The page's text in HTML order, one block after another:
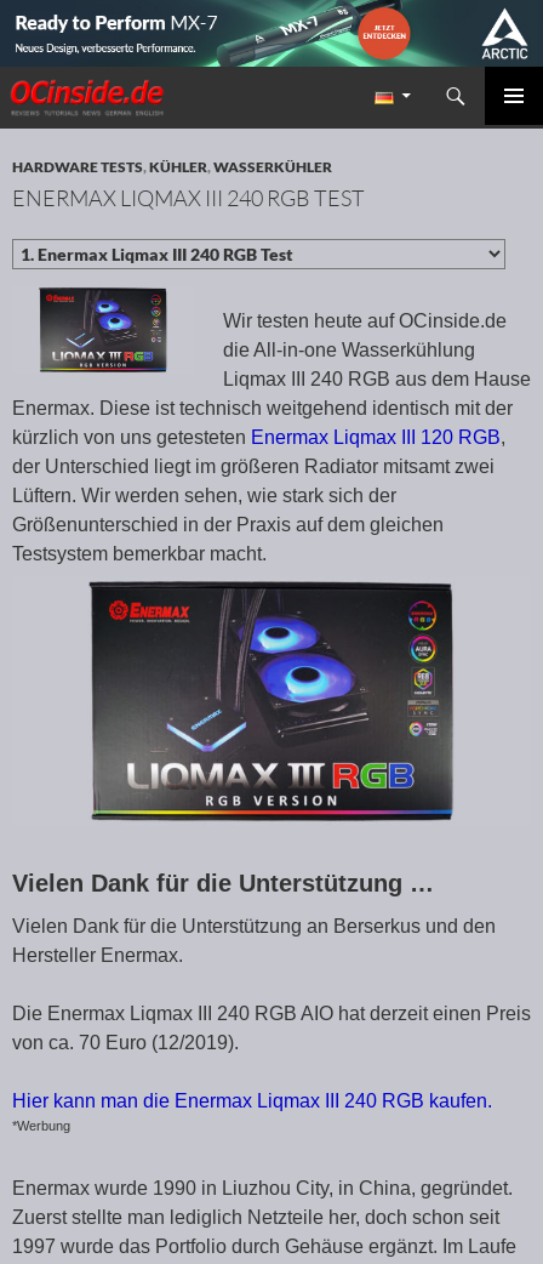
Redaktion ocinside.de PC Hardware Portal
Suchen
ZUM INHALT SPRINGEN
HARDWARE TESTS,KÜHLER,WASSERKÜHLER
ENERMAX LIQMAX III 240 RGB TEST
Wir testen heute auf OCinside.de
die All-in-one Wasserkühlung
Liqmax III 240 RGB aus dem Hause
Enermax. Diese ist technisch weitgehend identisch mit der
kürzlich von uns getesteten Enermax Liqmax III 120 RGB,
der Unterschied liegt im größeren Radiator mitsamt zwei
Lüftern. Wir werden sehen, wie stark sich der
Größenunterschied in der Praxis auf dem gleichen
Testsystem bemerkbar macht.
Vielen Dank für die Unterstützung …
Vielen Dank für die Unterstützung an Berserkus und den
Hersteller Enermax.
Die Enermax Liqmax III 240 RGB AIO hat derzeit einen Preis
von ca. 70 Euro (12/2019).
Hier kann man die Enermax Liqmax III 240 RGB kaufen.
*Werbung
Enermax wurde 1990 in Liuzhou City, in China, gegründet.
Zuerst stellte man lediglich Netzteile her, doch schon seit
1997 wurde das Portfolio durch Gehäuse ergänzt. Im Laufe